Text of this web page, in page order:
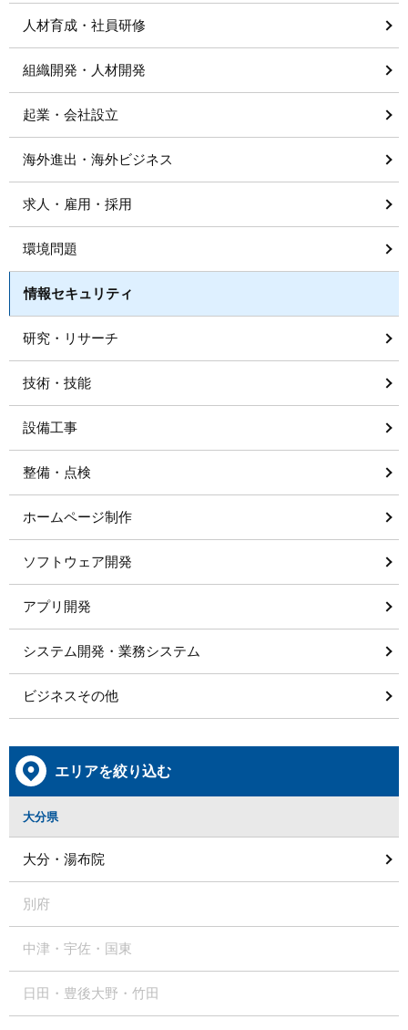
人材育成・社員研修
組織開発・人材開発
起業・会社設立
海外進出・海外ビジネス
求人・雇用・採用
環境問題
情報セキュリティ
研究・リサーチ
技術・技能
設備工事
整備・点検
ホームページ制作
ソフトウェア開発
アプリ開発
システム開発・業務システム
ビジネスその他
エリアを絞り込む
大分県
大分・湯布院
別府
中津・宇佐・国東
日田・豊後大野・竹田